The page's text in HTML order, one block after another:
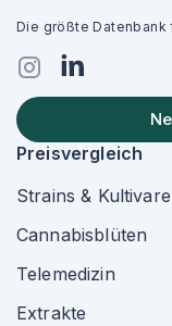
Die größte Datenbank
Preisvergleich
Strains & Kultivare
Cannabisblüten
Telemedizin
Extrakte